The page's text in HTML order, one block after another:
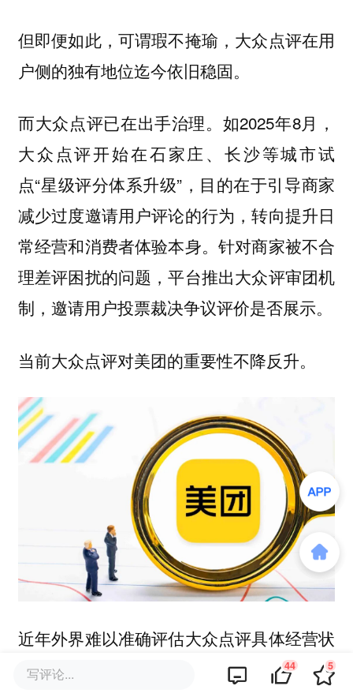
但即便如此，可谓瑕不掩瑜，大众点评在用
户侧的独有地位迄今依旧稳固。
而大众点评已在出手治理。如2025年8月，
大众点评开始在石家庄、长沙等城市试
点“星级评分体系升级”，目的在于引导商家
减少过度邀请用户评论的行为，转向提升日
常经营和消费者体验本身。针对商家被不合
理差评困扰的问题，平台推出大众评审团机
制，邀请用户投票裁决争议评价是否展示。
当前大众点评对美团的重要性不降反升。
近年外界难以准确评估大众点评具体经营状
况，因其关键数据在美团财报中始终未被单
写评论... 44 5